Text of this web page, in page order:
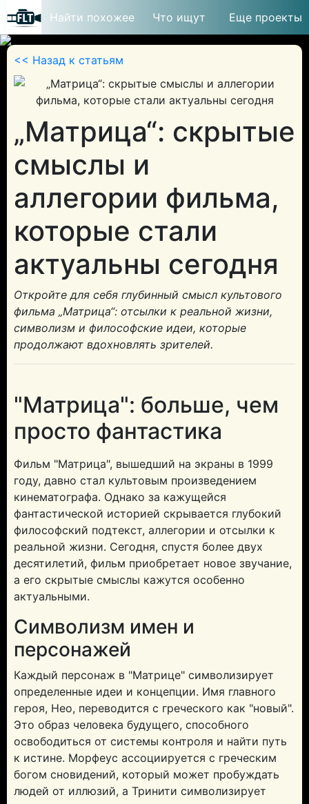
Найти похожее Что ищут Еще проекты
© 2026
<< Назад к статьям
„Матрица“: скрытые
смыслы и
аллегории фильма,
которые стали
актуальны сегодня
Откройте для себя глубинный смысл культового
фильма „Матрица“: отсылки к реальной жизни,
символизм и философские идеи, которые
продолжают вдохновлять зрителей.
"Матрица": больше, чем
просто фантастика
Фильм "Матрица", вышедший на экраны в 1999
году, давно стал культовым произведением
кинематографа. Однако за кажущейся
фантастической историей скрывается глубокий
философский подтекст, аллегории и отсылки к
реальной жизни. Сегодня, спустя более двух
десятилетий, фильм приобретает новое звучание,
а его скрытые смыслы кажутся особенно
актуальными.
Символизм имен и
персонажей
Каждый персонаж в "Матрице" символизирует
определенные идеи и концепции. Имя главного
героя, Нео, переводится с греческого как "новый".
Это образ человека будущего, способного
освободиться от системы контроля и найти путь
к истине. Морфеус ассоциируется с греческим
богом сновидений, который может пробуждать
людей от иллюзий, а Тринити символизирует